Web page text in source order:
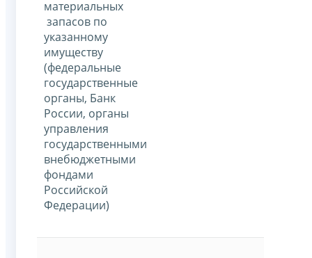
материальных
запасов по
указанному
имуществу
(федеральные
государственные
органы, Банк
России, органы
управления
государственными
внебюджетными
фондами
Российской
Федерации)